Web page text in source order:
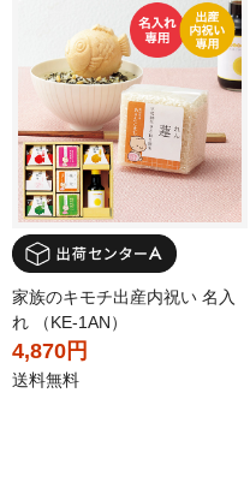
家族のキモチ出産内祝い 名入
れ （KE-1AN）
4,870円
送料無料